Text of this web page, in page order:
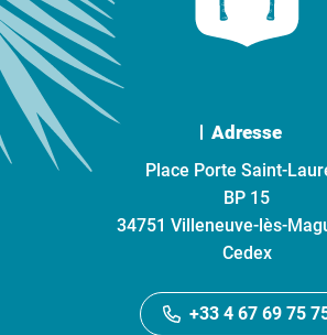
Adresse
Place Porte Saint-
BP 15
34751 Villeneuve-lès-
Cedex
+33 4 67 69 75